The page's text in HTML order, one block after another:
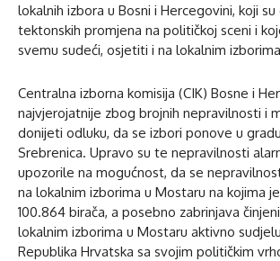
lokalnih izbora u Bosni i Hercegovini, koji
tektonskih promjena na političkoj sceni i
svemu sudeći, osjetiti i na lokalnim
Centralna izborna komisija (CIK) Bosne i
najvjerojatnije zbog brojnih nepravilnosti i
donijeti odluku, da se izbori ponove u
Srebrenica. Upravo su te nepravilnosti
upozorile na mogućnost, da se
na lokalnim izborima u Mostaru na kojima
100.864 birača, a posebno zabrinjava
lokalnim izborima u Mostaru aktivno
Republika Hrvatska sa svojim političkim